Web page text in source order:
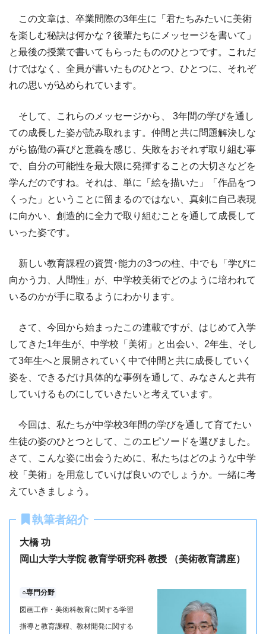
この文章は、卒業間際の3年生に「君たちみたいに美術
を楽しむ秘訣は何かな？後輩たちにメッセージを書いて」
と最後の授業で書いてもらったもののひとつです。これだ
けではなく、全員が書いたものひとつ、ひとつに、それぞ
れの思いが込められています。
そして、これらのメッセージから、 3年間の学びを通し
ての成長した姿が読み取れます。仲間と共に問題解決しな
がら協働の喜びと意義を感じ、失敗をおそれず取り組む事
で、自分の可能性を最大限に発揮することの大切さなどを
学んだのですね。それは、単に「絵を描いた」「作品をつ
くった」ということに留まるのではない、真剣に自己表現
に向かい、創造的に全力で取り組むことを通して成長して
いった姿です。
新しい教育課程の資質･能力の3つの柱、中でも「学びに
向かう力、人間性」が、中学校美術でどのように培われて
いるのかが手に取るようにわかります。
さて、今回から始まったこの連載ですが、はじめて入学
してきた1年生が、中学校「美術」と出会い、2年生、そし
て3年生へと展開されていく中で仲間と共に成長していく
姿を、できるだけ具体的な事例を通して、みなさんと共有
していけるものにしていきたいと考えています。
今回は、私たちが中学校3年間の学びを通して育てたい
生徒の姿のひとつとして、このエピソードを選びました。
さて、こんな姿に出会うために、私たちはどのような中学
校「美術」を用意していけば良いのでしょうか。一緒に考
えていきましょう。
執筆者紹介
大橋 功
岡山大学大学院 教育学研究科 教授 （美術教育講座）
○専門分野
図画工作・美術科教育に関する学習
指導と教育課程、教材開発に関する